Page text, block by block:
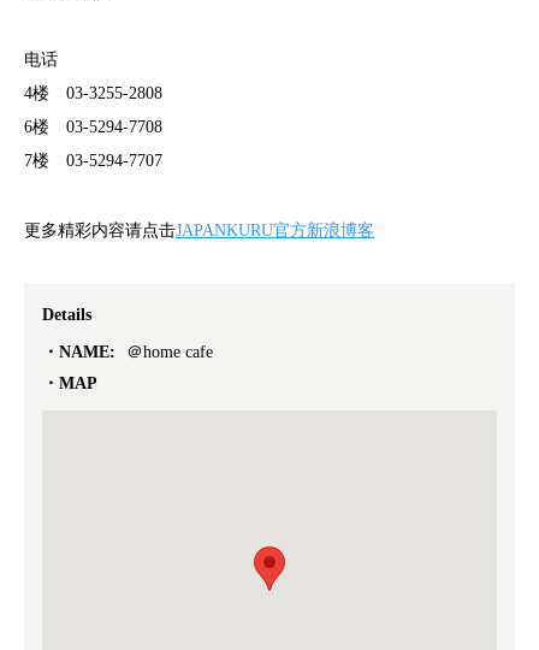
电话
4楼 03-3255-2808
6楼 03-5294-7708
7楼 03-5294-7707
更多精彩内容请点击JAPANKURU官方新浪博客
Details
NAME:
＠home cafe
MAP